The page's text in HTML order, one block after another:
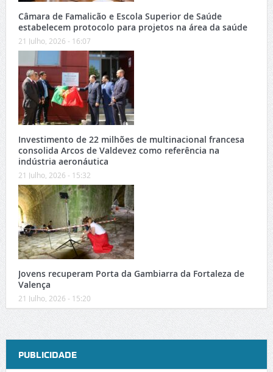
Câmara de Famalicão e Escola Superior de Saúde
estabelecem protocolo para projetos na área da saúde
21 Julho, 2026 - 16:07
Investimento de 22 milhões de multinacional francesa
consolida Arcos de Valdevez como referência na
indústria aeronáutica
21 Julho, 2026 - 15:32
Jovens recuperam Porta da Gambiarra da Fortaleza de
Valença
21 Julho, 2026 - 15:20
PUBLICIDADE